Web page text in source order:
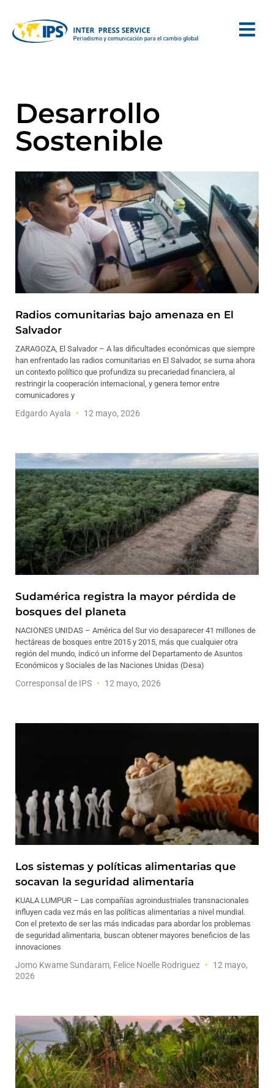
Desarrollo
Sostenible
Radios comunitarias bajo amenaza en El
Salvador
ZARAGOZA, El Salvador – A las dificultades económicas que siempre
han enfrentado las radios comunitarias en El Salvador, se suma ahora
un contexto político que profundiza su precariedad financiera, al
restringir la cooperación internacional, y genera temor entre
comunicadores y
Edgardo Ayala 12 mayo, 2026
Sudamérica registra la mayor pérdida de
bosques del planeta
NACIONES UNIDAS – América del Sur vio desaparecer 41 millones de
hectáreas de bosques entre 2015 y 2015, más que cualquier otra
región del mundo, indicó un informe del Departamento de Asuntos
Económicos y Sociales de las Naciones Unidas (Desa)
Corresponsal de IPS 12 mayo, 2026
Los sistemas y políticas alimentarias que
socavan la seguridad alimentaria
KUALA LUMPUR – Las compañías agroindustriales transnacionales
influyen cada vez más en las políticas alimentarias a nivel mundial.
Con el pretexto de ser las más indicadas para abordar los problemas
de seguridad alimentaria, buscan obtener mayores beneficios de las
innovaciones
Jomo Kwame Sundaram, Felice Noelle Rodriguez
12 mayo,
2026